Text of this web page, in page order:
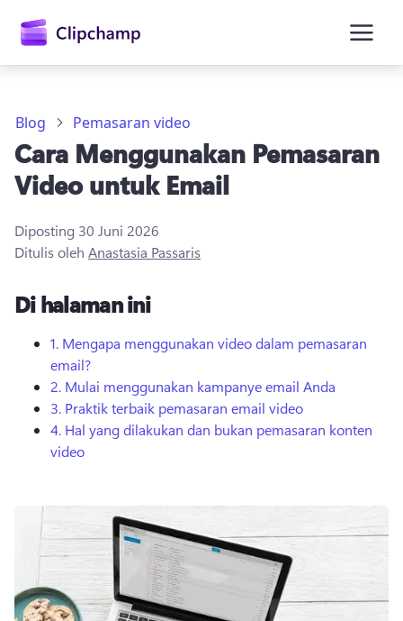
utama
Coba gratis
Blog Pemasaran video
Cara Menggunakan Pemasaran
Video untuk Email
Diposting 30 Juni 2026
Ditulis oleh Anastasia Passaris
Di halaman ini
1. Mengapa menggunakan video dalam pemasaran
email?
2. Mulai menggunakan kampanye email Anda
3. Praktik terbaik pemasaran email video
4. Hal yang dilakukan dan bukan pemasaran konten
video